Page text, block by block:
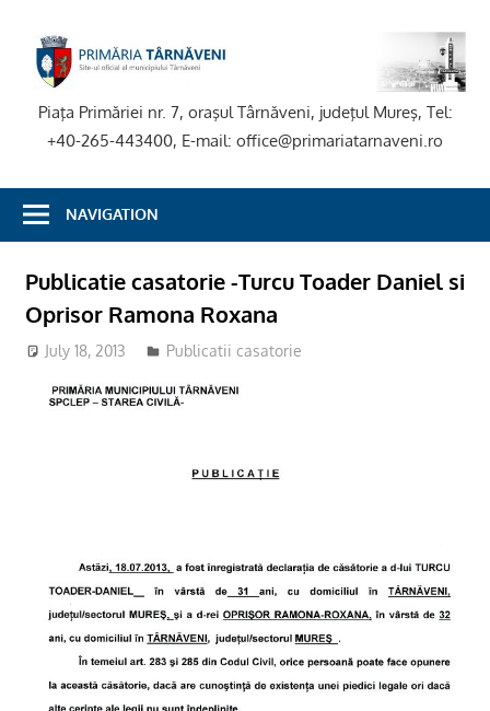
content
Piaţa Primăriei nr. 7, oraşul Târnăveni, judeţul Mureş, Tel:
+40-265-443400, E-mail: office@primariatarnaveni.ro
NAVIGATION
Publicatie casatorie -Turcu Toader Daniel si
Oprisor Ramona Roxana
July 18, 2013 Publicatii casatorie